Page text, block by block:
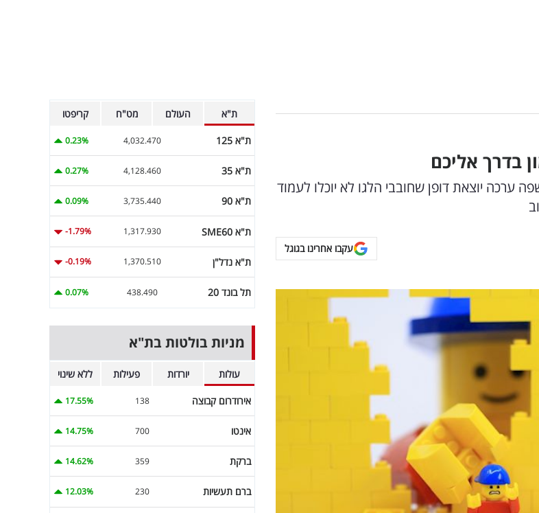
בדרך אליכם
יוצאת דופן שחובבי הלגו לא יוכלו לעמוד
עקבו אחרינו בגוגל
ת"א העולם מט"ח קריפטו
ת"א 125 4,032.470
0.23%
ת"א 35 4,128.460
0.27%
ת"א 90 3,735.440
0.09%
ת"א SME60 1,317.930
-1.79%
ת"א נדל"ן 1,370.510
-0.19%
תל בונד 20 438.490
0.07%
מניות בולטות בת"א
עולות יורדות פעילות ללא שינוי
אירודרום קבוצה 138
17.55%
אינטו 700
14.75%
ברקת 359
14.62%
ברם תעשיות 230
12.03%